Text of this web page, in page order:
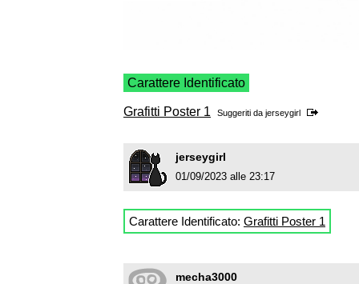
Carattere Identificato
Grafitti Poster 1 Suggeriti da jerseygirl
jerseygirl
01/09/2023 alle 23:17
Carattere Identificato: Grafitti Poster 1
mecha3000